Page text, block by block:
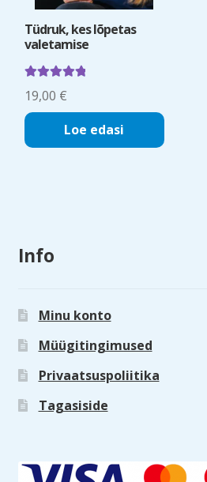
Tüdruk, kes lõpetas
valetamise
5.00
19,00 €
Loe edasi
Info
Minu konto
Müügitingimused
Privaatsuspoliitika
Tagasiside